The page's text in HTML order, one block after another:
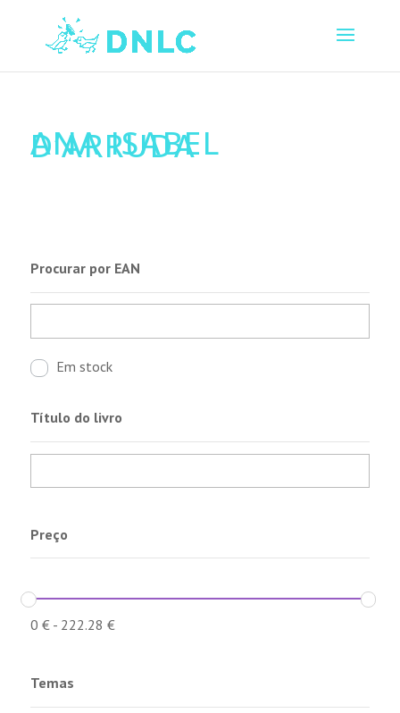
ANA ISABEL
D’ARRUDA
Procurar por EAN
Em stock
Título do livro
Preço
0 €- 222.28 €
Temas